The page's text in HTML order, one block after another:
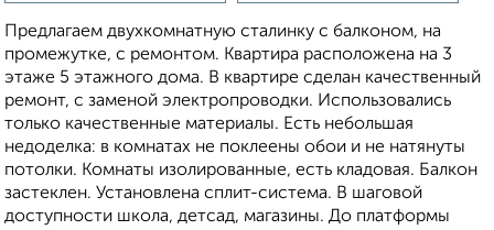
Предлагаем двухкомнатную сталинку с балконом, на
промежутке, с ремонтом. Квартира расположена на 3
этаже 5 этажного дома. В квартире сделан качественный
ремонт, с заменой электропроводки. Использовались
только качественные материалы. Есть небольшая
недоделка: в комнатах не поклеены обои и не натянуты
потолки. Комнаты изолированные, есть кладовая. Балкон
застеклен. Установлена сплит-система. В шаговой
доступности школа, детсад, магазины. До платформы